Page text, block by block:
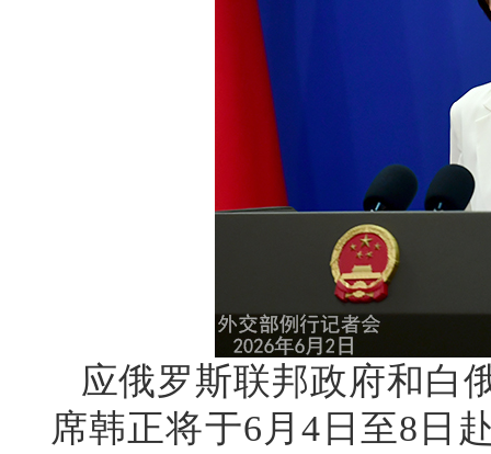
应俄罗斯联邦政府和白
席韩正将于6月4日至8日